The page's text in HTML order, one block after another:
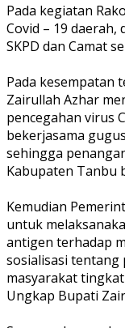
Pada kegiatan
Covid – 19
SKPD dan Camat
Pada kesempatan
Zairullah Azhar
pencegahan virus
bekerjasama
sehingga
Kabupaten Tanbu
Kemudian
untuk
antigen terhadap
sosialisasi tentang
masyarakat
Ungkap Bupati